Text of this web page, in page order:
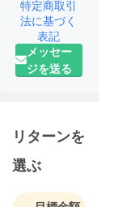
特定商取引
法に基づく
表記
メッセー
ジを送る
リターンを
選ぶ